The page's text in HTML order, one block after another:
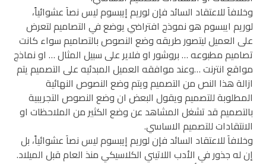
وخلافاَ للاعتقاد السائد فإن لوريم إيبسوم ليس نصاَ عشوائياً،
لوريم ايبسوم هو نموذج افتراضي يوضع في التصاميم لتعرض
على العميل ليتصور طريقه وضع النصوص بالتصاميم سواء كانت
تصاميم مطبوعه … بروشور او فلاير على سبيل المثال … او نماذج
مواقع انترنت …وعند موافقه العميل المبدئيه على التصميم يتم
ازالة هذا النص من التصميم ويتم وضع النصوص النهائية
المطلوبة للتصميم ويقول البعض ان وضع النصوص التجريبية
بالتصميم قد تشغل المشاهد عن وضع الكثير من الملاحظات او
الانتقادات للتصميم الاساسي.
وخلافاَ للاعتقاد السائد فإن لوريم إيبسوم ليس نصاَ عشوائياً، بل
إن له جذور في الأدب اللاتيني الكلاسيكي منذ العام قبل الميلاد.